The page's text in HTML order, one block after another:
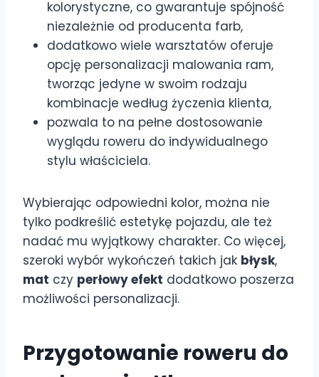
kolorystyczne, co gwarantuje spójność
niezależnie od producenta farb,
dodatkowo wiele warsztatów oferuje
opcję personalizacji malowania ram,
tworząc jedyne w swoim rodzaju
kombinacje według życzenia klienta,
pozwala to na pełne dostosowanie
wyglądu roweru do indywidualnego
stylu właściciela.
Wybierając odpowiedni kolor, można nie
tylko podkreślić estetykę pojazdu, ale też
nadać mu wyjątkowy charakter. Co więcej,
szeroki wybór wykończeń takich jak błysk,
mat czy perłowy efekt dodatkowo poszerza
możliwości personalizacji.
Przygotowanie roweru do